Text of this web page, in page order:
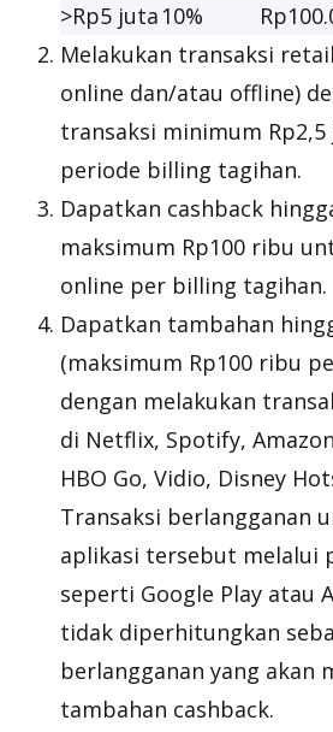
>Rp5 juta 10%
Melakukan transaksi
online dan/atau offline)
transaksi minimum
periode billing tagihan.
Dapatkan cashback
maksimum Rp100 ribu
online per billing tagihan.
Dapatkan tambahan
(maksimum Rp100 ribu
dengan melakukan
di Netflix, Spotify,
HBO Go, Vidio, Disney
Transaksi berlangganan
aplikasi tersebut melalui
seperti Google Play atau
tidak diperhitungkan
berlangganan yang akan
tambahan cashback.